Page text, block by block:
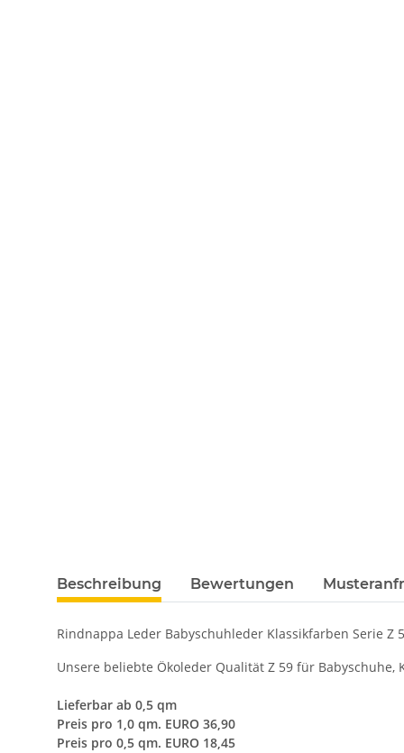
Beschreibung Bewertungen
Rindnappa Leder Babyschuhleder Klassikfarben Serie Z
Unsere beliebte Ökoleder Qualität Z 59 für
Lieferbar ab 0,5 qm
Preis pro 1,0 qm. EURO 36,90
Preis pro 0,5 qm. EURO 18,45